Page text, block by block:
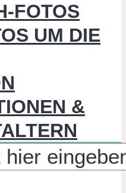
FOTOS
UM DIE
&